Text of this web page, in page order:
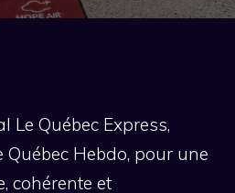
Le Québec Express,
Hebdo, pour une
cohérente et